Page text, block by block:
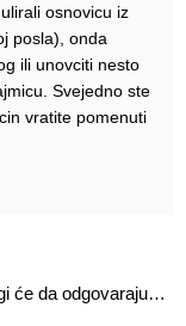
osnovicu iz
posla), onda
ili unovciti nesto
Svejedno ste
vratite pomenuti
će da odgovaraju…